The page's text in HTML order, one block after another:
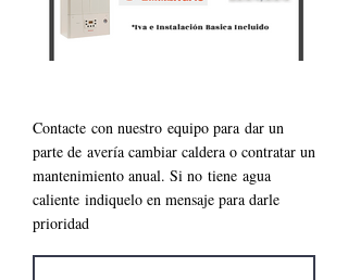
Contacte con nuestro equipo para dar un
parte de avería cambiar caldera o contratar un
mantenimiento anual. Si no tiene agua
caliente indiquelo en mensaje para darle
prioridad